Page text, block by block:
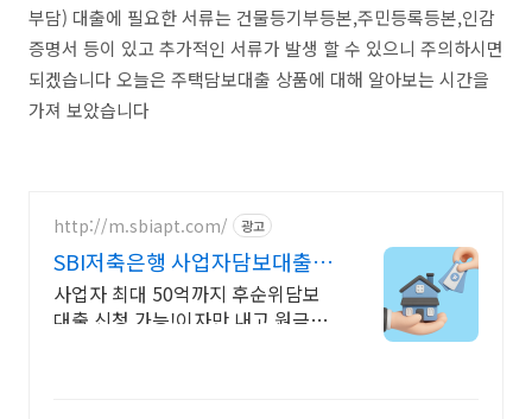
부담) 대출에 필요한 서류는 건물등기부등본,주민등록등본,인감
증명서 등이 있고 추가적인 서류가 발생 할 수 있으니 주의하시면
되겠습니다 오늘은 주택담보대출 상품에 대해 알아보는 시간을
가져 보았습니다
http://m.sbiapt.com/ 광고
SBI저축은행 사업자담보대출
스트레스DSR 고민 그만
사업자 최대 50억까지 후순위담보
대출 신청 가능!이자만 내고 원금은